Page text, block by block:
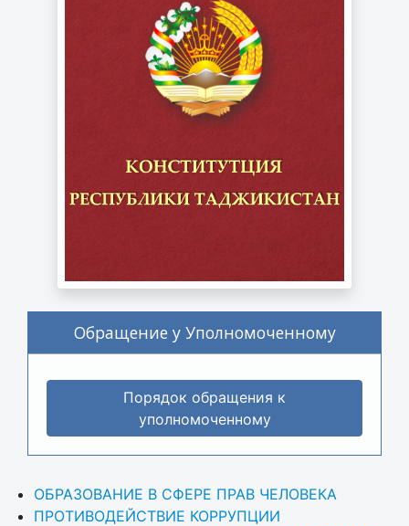
Обращение у Уполномоченному
Порядок обращения к
уполномоченному
ОБРАЗОВАНИЕ В СФЕРЕ ПРАВ ЧЕЛОВЕКА
ПРОТИВОДЕЙСТВИЕ КОРРУПЦИИ